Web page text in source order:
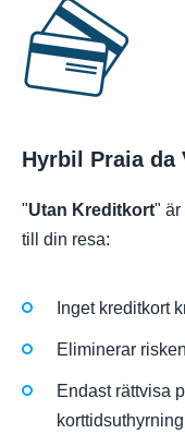
Hyrbil Praia
"Utan Kreditkort" är
till din resa:
Inget kreditkort
Eliminerar
Endast rättvisa
korttidsuthyrning